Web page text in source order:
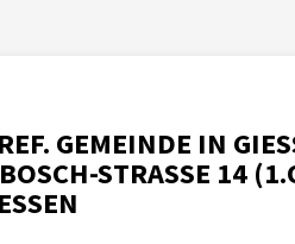
GEMEINDE IN
STRASSE 14